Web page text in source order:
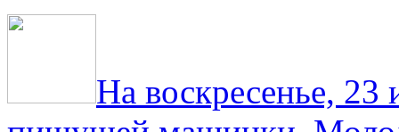
На воскресенье,